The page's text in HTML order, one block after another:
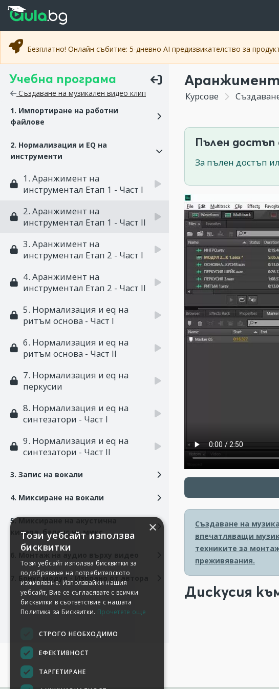
Прескочи към основното съдържание
Прескочи към навигацията
Безплатно! Онлайн събитие: 5-дневно AI предизвикателство за
Учебна програма
Създаване на музикален видео клип
1. Импортиране на работни
файлове
2. Нормализация и EQ на
инструменти
1. Аранжимент на
инструментал Eтап 1 - Част I
2. Аранжимент на
инструментал Eтап 1 - Част II
3. Аранжимент на
инструментал Eтап 2 - Част I
4. Аранжимент на
инструментал Eтап 2 - Част II
5. Нормализация и eq на
ритъм основа - Част I
6. Нормализация и eq на
ритъм основа - Част II
7. Нормализация и eq на
перкусии
8. Нормализация и eq на
синтезатори - Част I
9. Нормализация и eq на
синтезатори - Част II
3. Запис на вокали
4. Миксиране на вокали
5. Миксиране на акустична
китара, баланс на микс
7. Бонус модул - Избрано от автора
Курсове
Пълен достъп
За пълен достъп
Създаване на
впечатляващи
техниките за
преживявания.
Дискусия
×
Този уебсайт използва
бисквитки
Този уебсайт използва бисквитки за
подобряване на потребителското
изживяване. Използвайки нашия
уебсайт, Вие се съгласявате с всички
бисквитки в съответствие с нашата
Политика за Бисквитки. Прочетете още
СТРОГО НЕОБХОДИМО
ЕФЕКТИВНОСТ
ТАРГЕТИРАНЕ